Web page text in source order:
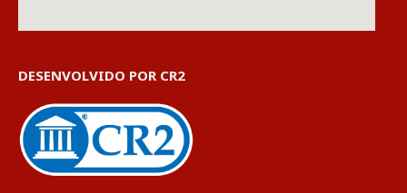
DESENVOLVIDO POR CR2